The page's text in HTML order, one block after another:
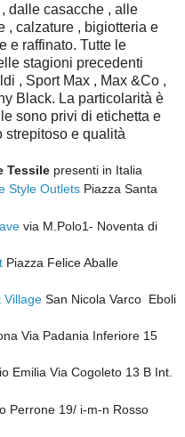
dalle casacche , alle
, calzature , bigiotteria e
e raffinato. Tutte le
stagioni precedenti
, Sport Max , Max &Co ,
Black. La particolarità è
sono privi di etichetta e
strepitoso e qualità
Tessile presenti in Italia
Style Outlets Piazza Santa
via M.Polo1- Noventa di
Piazza Felice Aballe
Village San Nicola Varco Eboli
Via Padania Inferiore 15
Emilia Via Cogoleto 13 B Int.
Perrone 19/ i-m-n Rosso